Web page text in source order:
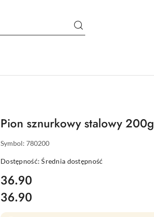
Pion sznurkowy stalowy 200g
Symbol: 780200
Dostępność:Średnia dostępność
cena:
36.90
Cena:
36.90